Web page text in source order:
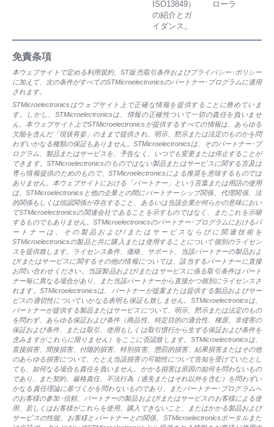
ISO13849）
の紹介とガ
イダンス。
ローラ
免責条項
本ウェブサイトで定める利用規約、ST販売取引条件およびプライバシー･ポリシー
に加えて、次の条件がすべてのSTMicroelectronicsのパートナー･プログラムに適用
されます。
STMicroelectronicsはウェブサイト上で正確な情報を提供することに務めていま
す。しかし、STMicroelectronicsは、情報の正確性ついて一切の責任を負いませ
ん。本ウェブサイト上でSTMicroelectronicsが提供するすべての情報は、あらゆる
欠陥を含んだ「現状有姿」のままで提供され、明示、黙示または法定のものかを問
わずいかなる種類の保証もありません。STMicroelectronicsは、そのパートナー･プ
ログラム、製品またはサービスを、予告なく、いつでも変更または停止することが
できます。STMicroelectronicsのものではない製品またはサービスに関する言及は
専ら情報提供のためのもので、STMicroelectronicsによる推奨を意味するものでは
ありません。本ウェブサイトにおける「パートナー」という言葉または用語の使用
は、STMicroelectronicsと他の企業との間にパートナーシップ関係、代理関係、法
的関係もしくは信認関係が存在すること、あるいは当該企業が何らかの意味におい
てSTMicroelectronicsの関連会社であることを示すものではなく、またこれを示唆
するものでもありません。STMicroelectronicsのパートナー･プログラムにおけるパ
ートナーは、その製品および/またはサービスならびに関連技術を
STMicroelectronicsの製品と共に購入または使用することについて個別のライセン
スを提供致します。ライセンス条件、価格、サポート、当該パートナーの製品およ
び/またはサービスに関するその他の情報については、該当するパートナーに直接
お問い合わせください。当該製品および/またはサービスに係る取引条件はパート
ナー毎に異なる場合があり、また当該パートナーから直接かつ個別にライセンスさ
れます。STMicroelectronicsは、パートナーが提案または提供する製品およびサー
ビスの適切性についていかなる表明も保証も致しません。STMicroelectronicsは、
パートナーが提供する製品またはサービスについて、明示、黙示または法定のもの
を問わず、あらゆる保証および条件（商品性、特定目的の適合性、権原、非侵害の
保証および条件、または取引、使用もしくは取引慣行から生ずる保証および条件を
含みますがこれらに限りません）をここに否認致します。STMicroelectronicsは、
直接損害、間接損害、付随的損害、特別損害、懲罰的損害、結果損害またはその他
のあらゆる損害について、たとえ当該損害の可能性について告知を受けていたとし
ても、如何なる場合も責任を負いません。かかる損害は原因の如何を問わないもの
であり、また契約、厳格責任、不法行為（過失またはそれ以外を含む）を問わずい
かなる責任理論に基づくかを問わないものであり、またパートナー･プログラムへ
のお客様の参加･信頼、パートナーの製品および/またはサービスのお客様による使
用、若しくはお客様がこれらを使用、購入できないこと、またはかかる製品および
サービスの性能、お客様とパートナーとの関係、STMicroelectronicsポータルまた